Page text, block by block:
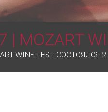
| MOZART
WINE FEST СОСТОЯЛСЯ